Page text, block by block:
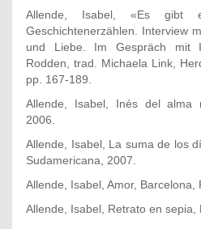
Allende, Isabel, «Es gibt
Geschichtenerzählen. Interview
und Liebe. Im Gespräch mit
Rodden, trad. Michaela Link,
pp. 167-189.
Allende, Isabel, Inés del alma
2006.
Allende, Isabel, La suma de los
Sudamericana, 2007.
Allende, Isabel, Amor, Barcelona,
Allende, Isabel, Retrato en sepia,